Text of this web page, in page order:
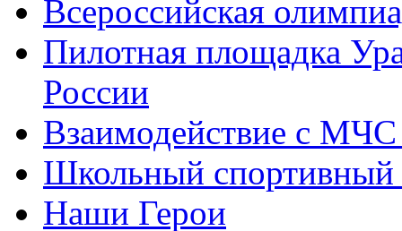
Всероссийская
Пилотная площадка
России
Взаимодействие с
Школьный
Наши Герои